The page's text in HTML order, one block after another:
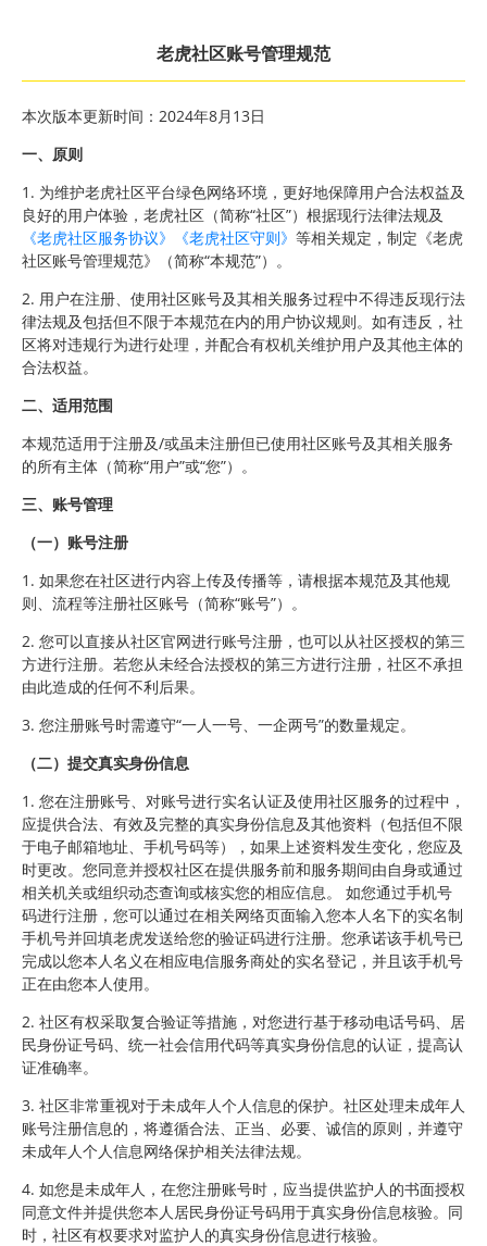
老虎社区账号管理规范
本次版本更新时间：2024年8月13日
一、原则
1. 为维护老虎社区平台绿色网络环境，更好地保障用户合法权益及
良好的用户体验，老虎社区（简称“社区”）根据现行法律法规及
《老虎社区服务协议》
《老虎社区守则》 等相关规定，制定《老虎
社区账号管理规范》（简称“本规范”）。
2. 用户在注册、使用社区账号及其相关服务过程中不得违反现行法
律法规及包括但不限于本规范在内的用户协议规则。如有违反，社
区将对违规行为进行处理，并配合有权机关维护用户及其他主体的
合法权益。
二、适用范围
本规范适用于注册及/或虽未注册但已使用社区账号及其相关服务
的所有主体（简称“用户”或“您”）。
三、账号管理
（一）账号注册
1. 如果您在社区进行内容上传及传播等，请根据本规范及其他规
则、流程等注册社区账号（简称“账号”）。
2. 您可以直接从社区官网进行账号注册，也可以从社区授权的第三
方进行注册。若您从未经合法授权的第三方进行注册，社区不承担
由此造成的任何不利后果。
3. 您注册账号时需遵守“一人一号、一企两号”的数量规定。
（二）提交真实身份信息
1. 您在注册账号、对账号进行实名认证及使用社区服务的过程中，
应提供合法、有效及完整的真实身份信息及其他资料（包括但不限
于电子邮箱地址、手机号码等），如果上述资料发生变化，您应及
时更改。您同意并授权社区在提供服务前和服务期间由自身或通过
相关机关或组织动态查询或核实您的相应信息。 如您通过手机号
码进行注册，您可以通过在相关网络页面输入您本人名下的实名制
手机号并回填老虎发送给您的验证码进行注册。您承诺该手机号已
完成以您本人名义在相应电信服务商处的实名登记，并且该手机号
正在由您本人使用。
2. 社区有权采取复合验证等措施，对您进行基于移动电话号码、居
民身份证号码、统一社会信用代码等真实身份信息的认证，提高认
证准确率。
3. 社区非常重视对于未成年人个人信息的保护。社区处理未成年人
账号注册信息的，将遵循合法、正当、必要、诚信的原则，并遵守
未成年人个人信息网络保护相关法律法规。
4. 如您是未成年人，在您注册账号时，应当提供监护人的书面授权
同意文件并提供您本人居民身份证号码用于真实身份信息核验。同
时，社区有权要求对监护人的真实身份信息进行核验。